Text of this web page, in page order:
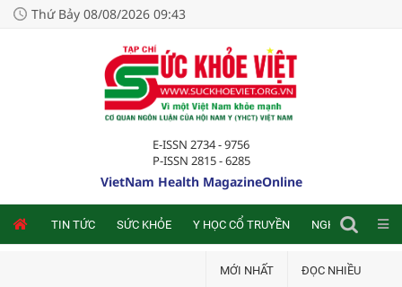
Thứ Bảy 08/08/2026 09:43
E-ISSN 2734 - 9756
P-ISSN 2815 - 6285
VietNam Health MagazineOnline
TIN TỨC SỨC KHỎE Y HỌC CỔ TRUYỀN NGHIÊN CỨU
MỚI NHẤT ĐỌC NHIỀU